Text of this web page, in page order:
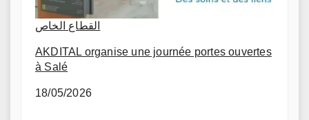
القطاع الخاص
AKDITAL organise une journée portes ouvertes
à Salé
18/05/2026